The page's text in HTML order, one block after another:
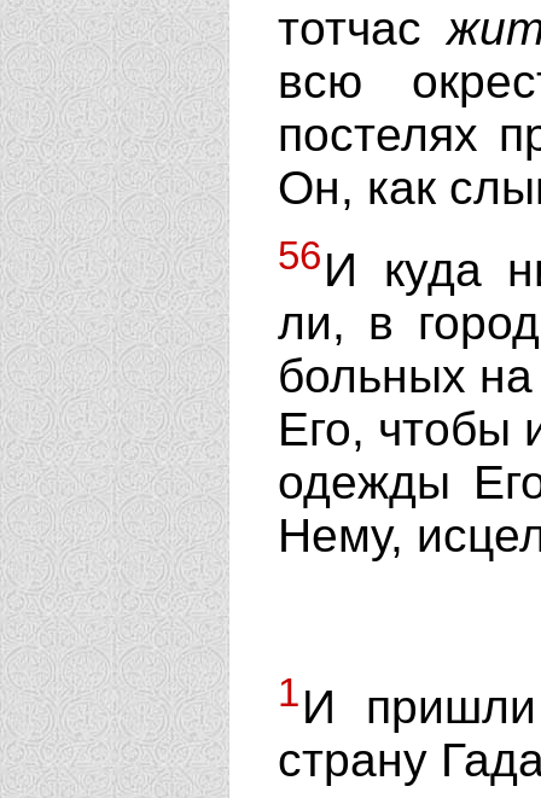
тотчас
всю
постелях
Он, как
56И куда
ли, в
больных
Его, чтобы
одежды
Нему,
1И
страну